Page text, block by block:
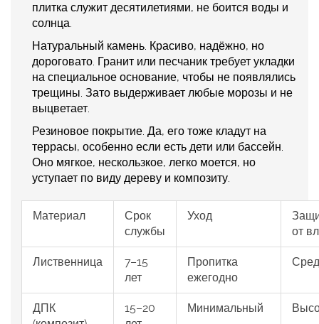
плитка служит десятилетиями, не боится воды и
солнца.
Натуральный камень. Красиво, надёжно, но
дороговато. Гранит или песчаник требует укладки
на специальное основание, чтобы не появлялись
трещины. Зато выдерживает любые морозы и не
выцветает.
Резиновое покрытие. Да, его тоже кладут на
террасы, особенно если есть дети или бассейн.
Оно мягкое, нескользкое, легко моется, но
уступает по виду дереву и композиту.
Материал
Срок
службы
Уход
от
Лиственница
7–15
лет
Пропитка
ежегодно
ДПК
15–20
Минимальный